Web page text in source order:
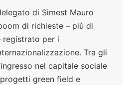
di Simest Mauro
di richieste – più di
registrato per i
Tra gli
nel capitale sociale
green field e